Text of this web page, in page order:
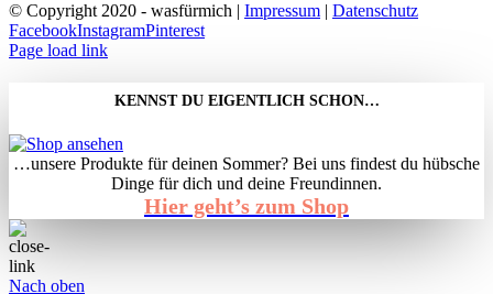
© Copyright 2020 - wasfürmich | Impressum | Datenschutz
FacebookInstagramPinterest
Page load link
KENNST DU EIGENTLICH SCHON…
…unsere Produkte für deinen Sommer? Bei uns findest du hübsche
Dinge für dich und deine Freundinnen.
Hier geht’s zum Shop
Nach oben